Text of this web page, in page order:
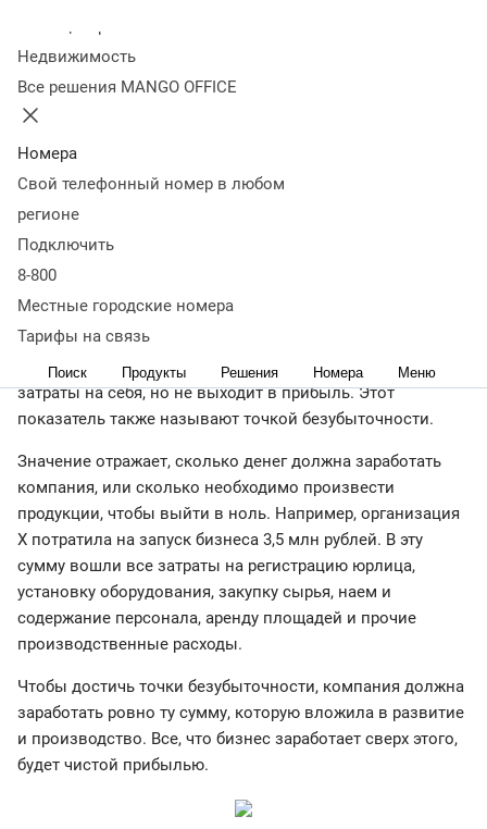
Недвижимость
Все решения MANGO OFFICE
Номера
Свой телефонный номер в любом
регионе
Подключить
8-800
Местные городские номера
Тарифы на связь
Поиск Продукты Решения Номера Меню
главном
бизнеса, который отражает его способность приносить
доход. Порог рентабельности рассчитывают, чтобы
понять, в какой момент предприятие становится
безубыточным, то есть выходит на самоокупаемость.
Что такое ПР и зачем его считать
Порог рентабельности — это размер выручки или объем
производства, при котором бизнес полностью окупает
затраты на себя, но не выходит в прибыль. Этот
показатель также называют точкой безубыточности.
Значение отражает, сколько денег должна заработать
компания, или сколько необходимо произвести
продукции, чтобы выйти в ноль. Например, организация
X потратила на запуск бизнеса 3,5 млн рублей. В эту
сумму вошли все затраты на регистрацию юрлица,
установку оборудования, закупку сырья, наем и
содержание персонала, аренду площадей и прочие
производственные расходы.
Чтобы достичь точки безубыточности, компания должна
заработать ровно ту сумму, которую вложила в развитие
и производство. Все, что бизнес заработает сверх этого,
будет чистой прибылью.